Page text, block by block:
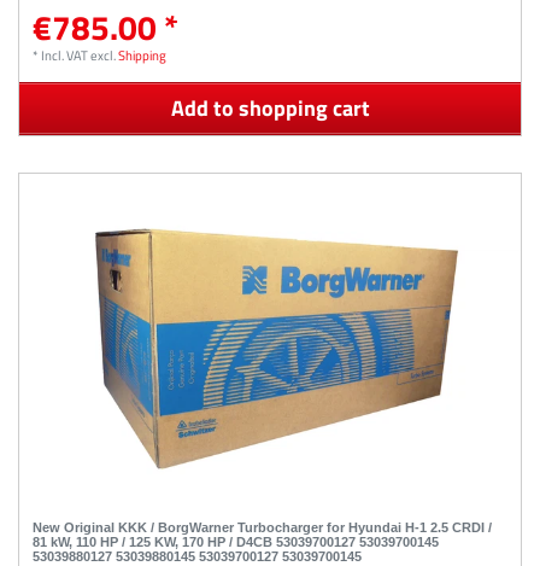
€785.00 *
* Incl. VATexcl.Shipping
Add to shopping cart
New Original KKK / BorgWarner Turbocharger for Hyundai H-1 2.5 CRDI /
81 kW, 110 HP / 125 KW, 170 HP / D4CB 53039700127 53039700145
53039880127 53039880145 53039700127 53039700145